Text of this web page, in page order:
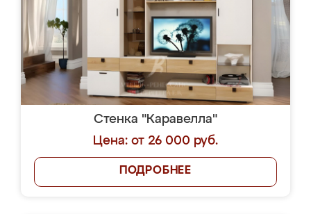
Стенка "Каравелла"
Цена: от 26 000 руб.
ПОДРОБНЕЕ